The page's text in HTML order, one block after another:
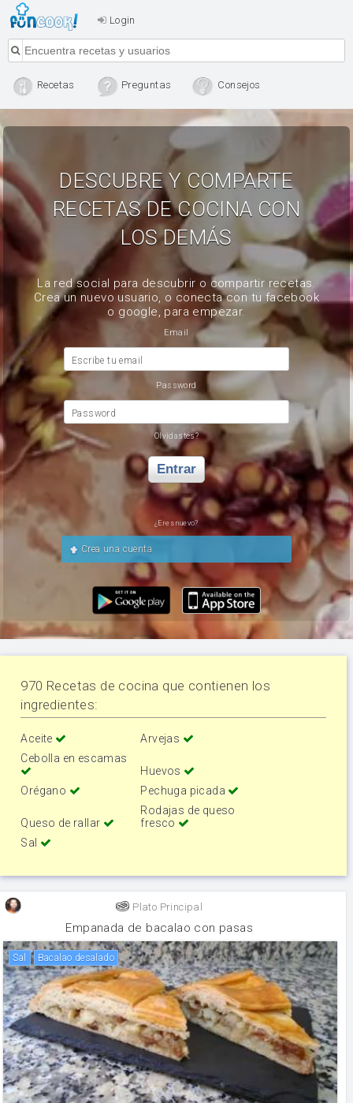
Login
Recetas Preguntas Consejos
DESCUBRE Y COMPARTE
RECETAS DE COCINA CON
LOS DEMÁS
La red social para descubrir o compartir recetas.
Crea un nuevo usuario, o conecta con tu facebook
o google, para empezar.
Email
Escribe tu email
Password
Password
Olvidastes?
Entrar
¿Eres nuevo?
Crea una cuenta
970 Recetas de cocina que contienen los
ingredientes:
Aceite
Arvejas
Cebolla en escamas
Huevos
Orégano
Pechuga picada
Queso de rallar
Rodajas de queso
fresco
Sal
Plato Principal
Empanada de bacalao con pasas
sal Bacalao desalado